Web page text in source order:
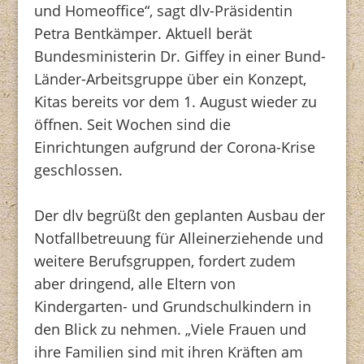
und Homeoffice“, sagt dlv-Präsidentin
Petra Bentkämper. Aktuell berät
Bundesministerin Dr. Giffey in einer Bund-
Länder-Arbeitsgruppe über ein Konzept,
Kitas bereits vor dem 1. August wieder zu
öffnen. Seit Wochen sind die
Einrichtungen aufgrund der Corona-Krise
geschlossen.
Der dlv begrüßt den geplanten Ausbau der
Notfallbetreuung für Alleinerziehende und
weitere Berufsgruppen, fordert zudem
aber dringend, alle Eltern von
Kindergarten- und Grundschulkindern in
den Blick zu nehmen. „Viele Frauen und
ihre Familien sind mit ihren Kräften am